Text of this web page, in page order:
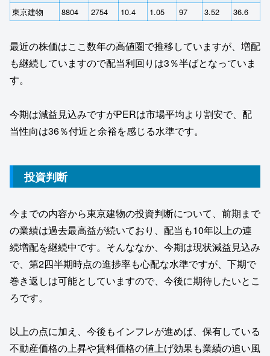
東京建物
8804 2754 10.4 1.05 97 3.52 36.6
最近の株価はここ数年の高値圏で推移していますが、増配
も継続していますので配当利回りは3％半ばとなっていま
す。
今期は減益見込みですがPERは市場平均より割安で、配
当性向は36％付近と余裕を感じる水準です。
投資判断
今までの内容から東京建物の投資判断について、前期まで
の業績は過去最高益が続いており、配当も10年以上の連
続増配を継続中です。そんななか、今期は現状減益見込み
で、第2四半期時点の進捗率も心配な水準ですが、下期で
巻き返しは可能としていますので、今後に期待したいとこ
ろです。
以上の点に加え、今後もインフレが進めば、保有している
不動産価格の上昇や賃料価格の値上げ効果も業績の追い風